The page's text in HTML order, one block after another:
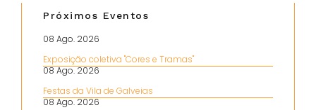
Próximos Eventos
08 Ago. 2026
Exposição coletiva "Cores e Tramas"
08 Ago. 2026
Festas da Vila de Galveias
08 Ago. 2026